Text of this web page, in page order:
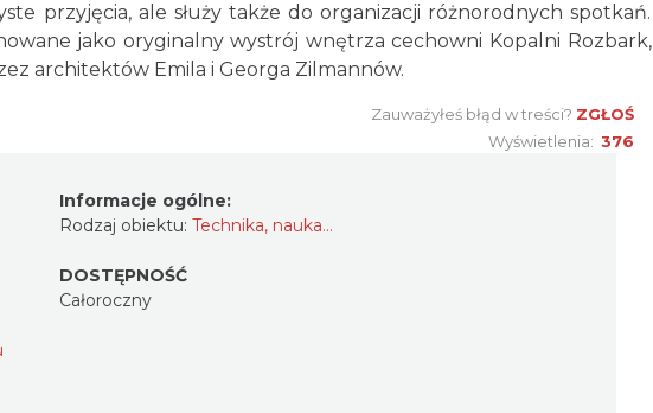
przyjęcia, ale służy także do organizacji różnorodnych spotkań.
jako oryginalny wystrój wnętrza cechowni Kopalni Rozbark,
architektów Emila i Georga Zilmannów.
Zauważyłeś błąd w treści? ZGŁOŚ
Wyświetlenia: 376
Informacje ogólne:
Rodzaj obiektu: Technika, nauka…
DOSTĘPNOŚĆ
Całoroczny